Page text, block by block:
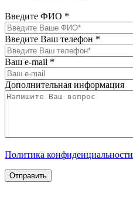
Введите ФИО *
Введите Ваш телефон *
Ваш e-mail *
Дополнительная информация
Политика конфиденциальности